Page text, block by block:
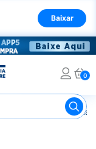
Baixar
0